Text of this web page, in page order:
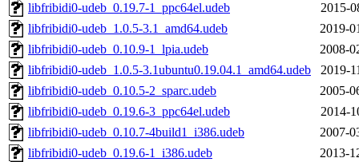
libfribidi0-udeb_0.19.7-1_ppc64el.udeb
2015-
libfribidi0-udeb_1.0.5-3.1_amd64.udeb
2019-
libfribidi0-udeb_0.10.9-1_lpia.udeb
2008-
libfribidi0-udeb_1.0.5-3.1ubuntu0.19.04.1_amd64.udeb
2019-
libfribidi0-udeb_0.10.5-2_sparc.udeb
2005-
libfribidi0-udeb_0.19.6-3_ppc64el.udeb
2014-
libfribidi0-udeb_0.10.7-4build1_i386.udeb
2007-
libfribidi0-udeb_0.19.6-1_i386.udeb
2013-